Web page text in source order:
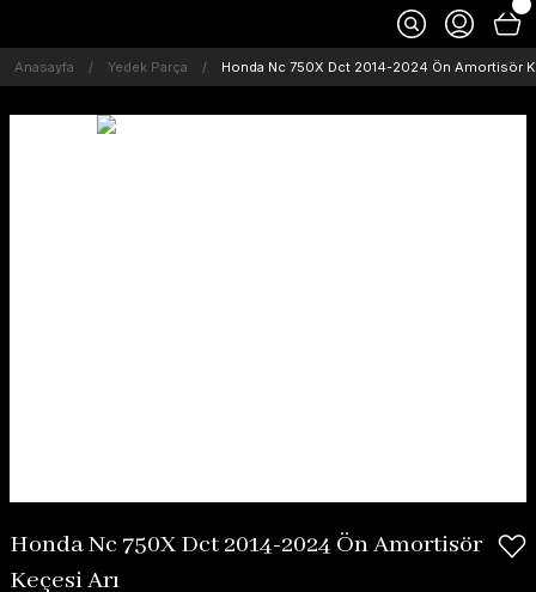
Anasayfa Yedek Parça Honda Nc 750X Dct 2014-2024 Ön Amortisör
Honda Nc 750X Dct 2014-2024 Ön Amortisör
Keçesi Arı